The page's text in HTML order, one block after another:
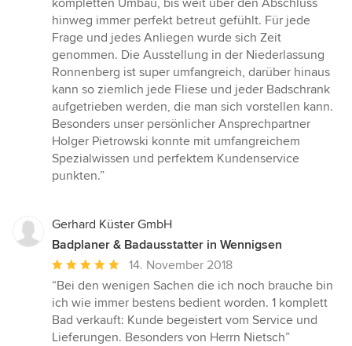
von
5
Sternen
hinweg immer perfekt betreut gefühlt. Für jede
Frage und jedes Anliegen wurde sich Zeit
genommen. Die Ausstellung in der Niederlassung
Ronnenberg ist super umfangreich, darüber hinaus
kann so ziemlich jede Fliese und jeder Badschrank
aufgetrieben werden, die man sich vorstellen kann.
Besonders unser persönlicher Ansprechpartner
Holger Pietrowski konnte mit umfangreichem
Spezialwissen und perfektem Kundenservice
punkten.”
Gerhard Küster GmbH
Badplaner & Badausstatter in Wennigsen
Durchschnittliche
Bewertung:
5
von
5
14. November 2018
“Bei den wenigen Sachen die ich noch brauche bin
ich wie immer bestens bedient worden. 1 komplett
Bad verkauft: Kunde begeistert vom Service und
Lieferungen. Besonders von Herrn Nietsch”